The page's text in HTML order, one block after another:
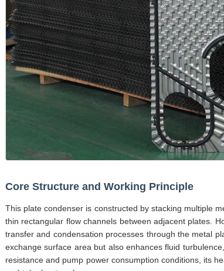
Core Structure and Working Principle
This plate condenser is constructed by stacking multiple
thin rectangular flow channels between adjacent plates.
transfer and condensation processes through the metal
exchange surface area but also enhances fluid
resistance and pump power consumption conditions, its